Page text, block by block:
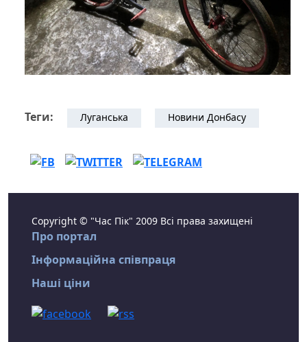
Теги: Луганська Новини Донбасу
Copyright © "Час Пік" 2009 Всі права захищені
Про портал
Інформаційна співпраця
Наші ціни